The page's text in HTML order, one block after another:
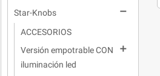
Star-Knobs

ACCESORIOS
Versión empotrable CON
iluminación led
